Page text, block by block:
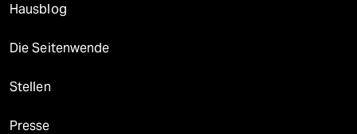
Hausblog
Die Seitenwende
Stellen
Presse